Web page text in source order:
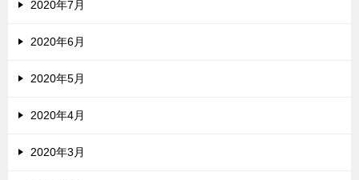
2020年7月
2020年6月
2020年5月
2020年4月
2020年3月